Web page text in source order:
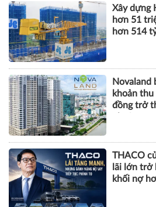
Xây dựng
hơn 51
hơn 514
Novaland
khoản
đồng trở
THACO
lãi lớn trở
khối nợ